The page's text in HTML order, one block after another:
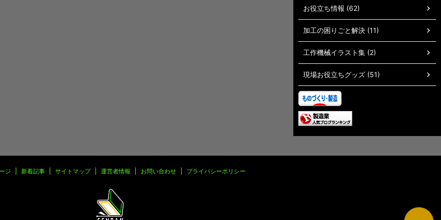
お役立ち情報 (62)
加工の困りごと解決 (11)
工作機械イラスト集 (2)
現場お役立ちグッズ (51)
ジ 新着記事 サイトマップ 運営者情報 お問い合わせ プライバシーポリシー